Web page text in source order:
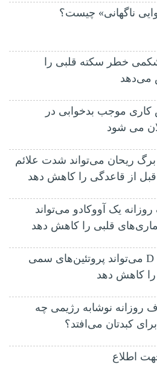
ناگهانی» چیست؟
خطر سکته قلبی را
موجب بدخوابی در
می شود
ریحان می‌تواند شدت علائم
از قاعدگی را کاهش دهد
یک آووکادو می‌تواند
قلبی را کاهش دهد
ویتامین D می‌تواند پروتئین‌های سمی
کاهش دهد
روزانه نوشابه رژیمی چه
کبدتان می‌افتد؟
اطلاع